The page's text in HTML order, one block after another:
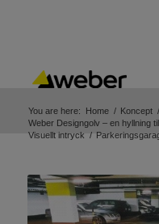
You are here: Home / Koncept /
Weber Designgolv – en hyllning
Visuellt intryck /